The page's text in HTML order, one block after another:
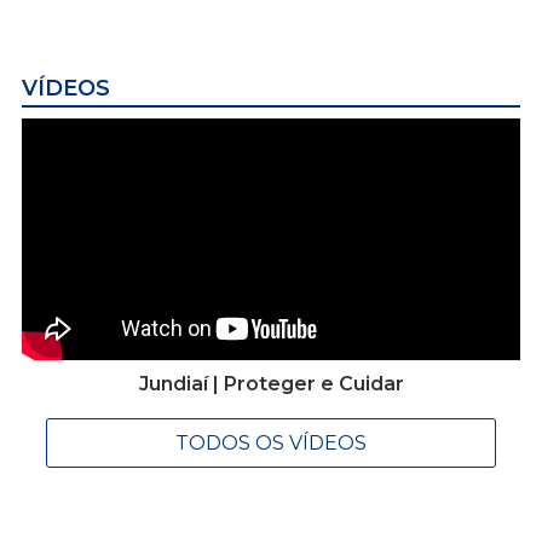
VÍDEOS
Jundiaí | Proteger e Cuidar
TODOS OS VÍDEOS